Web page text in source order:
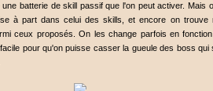
batterie de skill passif que l'on peut activer. Mais
à part dans celui des skills, et encore on trouve
ceux proposés. On les change parfois en
pour qu'on puisse casser la gueule des boss